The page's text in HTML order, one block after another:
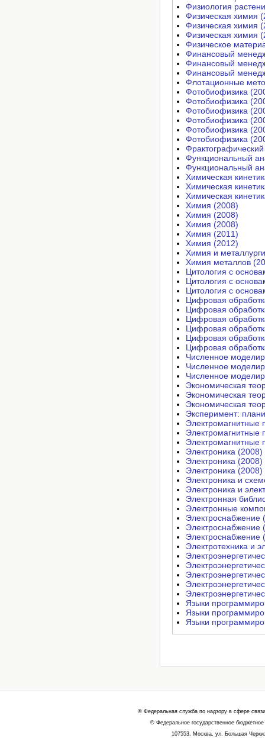
Физиология
Физическая химия
Физическая химия
Физическая химия
Физическое
Финансовый
Финансовый
Финансовый
Флотационные
Фотобиофизика
Фотобиофизика
Фотобиофизика
Фотобиофизика
Фотобиофизика
Фотобиофизика
Функциональный
Функциональный
Химическая
Химическая
Химическая
Химия (2008)
Химия (2008)
Химия (2008)
Химия (2011)
Химия (2012)
Химия и
Химия металлов
Цитология с
Цитология с
Цитология с
Цифровая
Цифровая
Цифровая
Цифровая
Цифровая
Цифровая
Численное
Численное
Численное
Экономическая
Экономическая
Экономическая
Эксперимент:
Электромагнитные
Электромагнитные
Электроника (2008)
Электроника (2008)
Электроника (2008)
Электроника и
Электроника и
Электронная
Электронные
Электроснабжение
Электроснабжение
Электроснабжение
Электротехника и
Языки
Языки
Языки
© Федеральная служба по надзору в сфере
© Федеральное государственное
107553, Москва, ул. Большая